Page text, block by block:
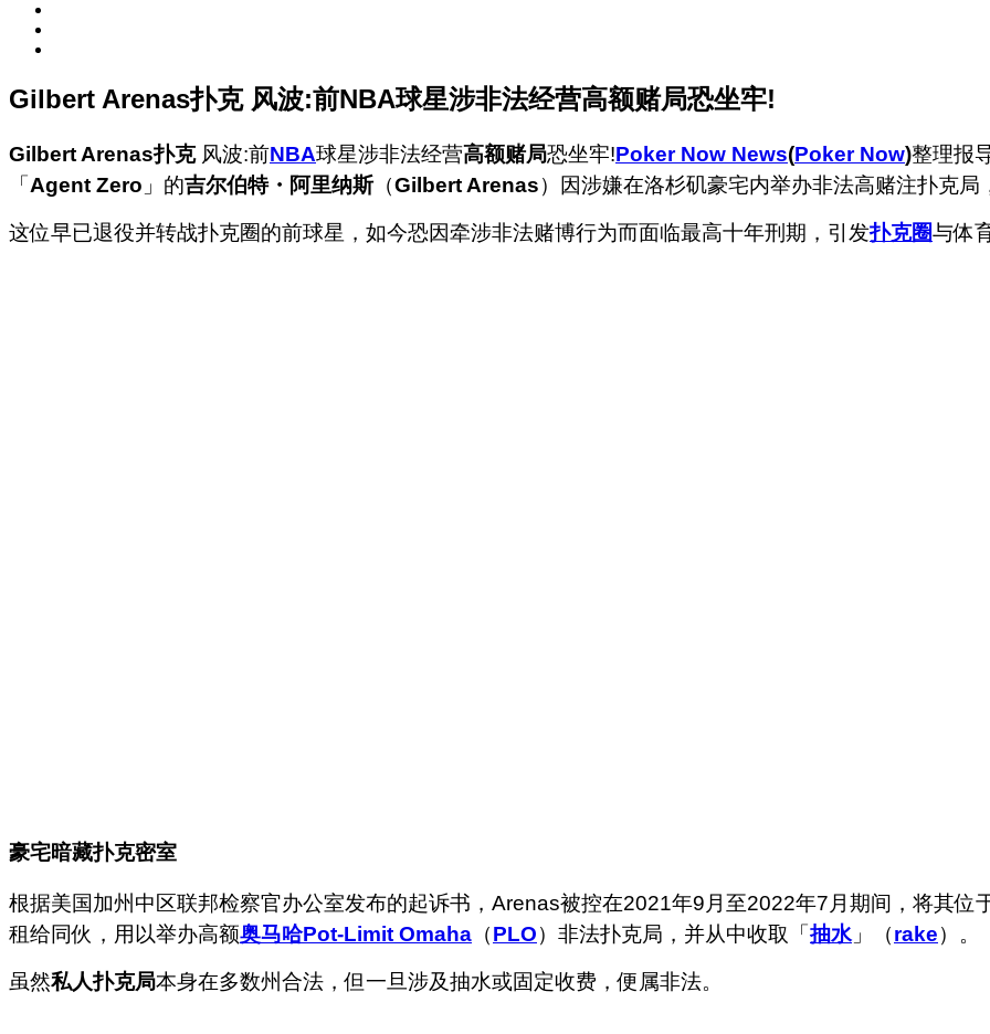
Gilbert Arenas扑克 风波:前NBA球星涉非法经营高额赌局恐坐牢!
Gilbert Arenas扑克风波:前NBA球星涉非法经营高额赌局恐坐牢!Poker Now News(Poker Now)整理报
「Agent Zero 」的吉尔伯特・阿里纳斯（Gilbert Arenas）因涉嫌在洛杉矶豪宅内举办非法高赌注扑克
这位早已退役并转战扑克圈的前球星，如今恐因牵涉非法赌博行为而面临最高十年刑期，引发扑克圈与体
豪宅暗藏扑克密室
根据美国加州中区联邦检察官办公室发布的起诉书，Arenas被控在2021年9月至2022年7月期间，将其位
租给同伙，用以举办高额奥马哈Pot-Limit Omaha （PLO）非法扑克局，并从中收取「 抽水」（rake）。
虽然私人扑克局本身在多数州合法，但一旦涉及抽水或固定收费，便属非法。